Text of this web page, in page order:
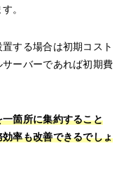
。
する場合は初期コスト
ーバーであれば初期費
箇所に集約すること
率も改善できるでしょ